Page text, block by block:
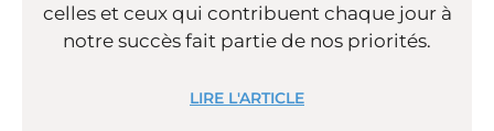
celles et ceux qui contribuent chaque jour à
notre succès fait partie de nos priorités.
LIRE L'ARTICLE